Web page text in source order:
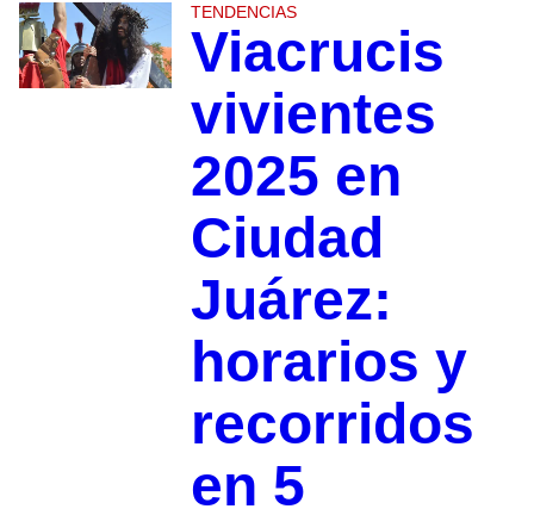
TENDENCIAS
Viacrucis
vivientes
2025 en
Ciudad
Juárez:
horarios y
recorridos
en 5